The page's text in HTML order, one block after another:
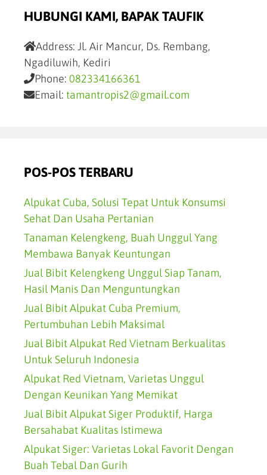
HUBUNGI KAMI, BAPAK TAUFIK
Address: Jl. Air Mancur, Ds. Rembang,
Ngadiluwih, Kediri
Phone: 082334166361
Email: tamantropis2@gmail.com
POS-POS TERBARU
Alpukat Cuba, Solusi Tepat Untuk Konsumsi
Sehat Dan Usaha Pertanian
Tanaman Kelengkeng, Buah Unggul Yang
Membawa Banyak Keuntungan
Jual Bibit Kelengkeng Unggul Siap Tanam,
Hasil Manis Dan Menguntungkan
Jual Bibit Alpukat Cuba Premium,
Pertumbuhan Lebih Maksimal
Jual Bibit Alpukat Red Vietnam Berkualitas
Untuk Seluruh Indonesia
Alpukat Red Vietnam, Varietas Unggul
Dengan Keunikan Yang Memikat
Jual Bibit Alpukat Siger Produktif, Harga
Bersahabat Kualitas Istimewa
Alpukat Siger: Varietas Lokal Favorit Dengan
Buah Tebal Dan Gurih